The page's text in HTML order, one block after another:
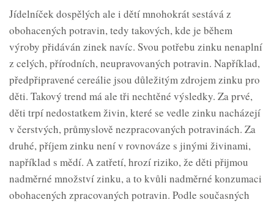
Jídelníček dospělých ale i dětí mnohokrát sestává z
obohacených potravin, tedy takových, kde je během
výroby přidáván zinek navíc. Svou potřebu zinku nenaplní
z celých, přírodních, neupravovaných potravin. Například,
předpřipravené cereálie jsou důležitým zdrojem zinku pro
děti. Takový trend má ale tři nechtěné výsledky. Za prvé,
děti trpí nedostatkem živin, které se vedle zinku nacházejí
v čerstvých, průmyslově nezpracovaných potravinách. Za
druhé, příjem zinku není v rovnováze s jinými živinami,
například s mědí. A zatřetí, hrozí riziko, že děti přijmou
nadměrné množství zinku, a to kvůli nadměrné konzumaci
obohacených zpracovaných potravin. Podle současných